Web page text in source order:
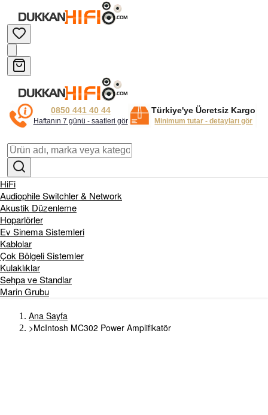
0850 441 40 44
Haftanın 7 günü - saatleri gör
Türkiye'ye Ücretsiz Kargo
Minimum tutar - detayları gör
HiFi
Audiophile Switchler & Network
Akustik Düzenleme
Hoparlörler
Ev Sinema Sistemleri
Kablolar
Çok Bölgeli Sistemler
Kulaklıklar
Sehpa ve Standlar
Marin Grubu
Ana Sayfa
>McIntosh MC302 Power Amplifikatör